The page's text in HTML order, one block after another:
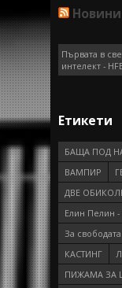
Първата в
интелект -
Етикети
БАЩА ПОД
ВАМПИР
ДВЕ
Елин Пелин
За
КАСТИНГ
ПИЖАМА ЗА